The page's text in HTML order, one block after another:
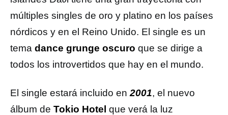
múltiples singles de oro y platino en los países
nórdicos y en el Reino Unido. El single es un
tema dance grunge oscuro que se dirige a
todos los introvertidos que hay en el mundo.
El single estará incluido en 2001, el nuevo
álbum de Tokio Hotel que verá la luz